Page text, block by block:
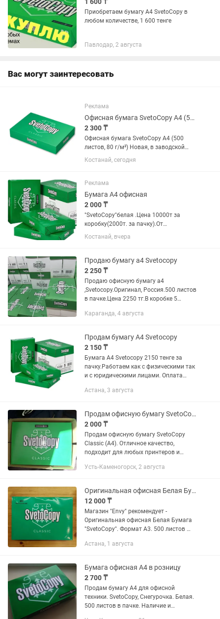
Приобретаем бумагу А4 SvetoCopy в
любом количестве, 1 600 тенге
Павлодар, 2 августа
Вас могут заинтересовать
Реклама
Офисная бумага SvetoCopy A4 (500 листов, 80 г/м)
2 300 ₸
Офисная бумага SvetoCopy A4 (500
листов, 80 г/м²) Новая, в заводской
упаковке. Бренд: SvetoCopy Формат: A4
Плотность: 80 г/м² Количество: 25
торг)
Костанай, сегодня
Реклама
Бумага А4 офисная
2 000 ₸
"SvetoCopy"белая .Цена 10000т за
коробку(2000т. за пачку).От
количества скидка. Есть доставка по
городу Костанай
Костанай, вчера
Продаю бумагу а4 Svetocopy
2 250 ₸
Продаю офисную бумагу а4
,Svetocopy.Оригинал, Россия.500 листов
в пачке.Цена 2250 тг.В коробке 5
есть бумаги по дешевле и скидочные
Караганда, 4 августа
Продам бумагу А4 Svetocopy
2 150 ₸
Бумага А4 Svetocopy 2150 тенге за
пачку.Работаем как с физическими так
и с юридическими лицами. Оплата
Предоставляем закрывающие
Астана, 3 августа
Продам офисную бумагу SvetoCopy Classic (А4)
2 000 ₸
Продам офисную бумагу SvetoCopy
Classic (А4). Отличное качество,
подходит для любых принтеров и
Усть-Каменогорск, 2 августа
Оригинальная офисная Белая Бумага SvetoCopy. Формат A3. 500 листов
12 000 ₸
Магазин "Envy" рекомендует -
Оригинальная офисная Белая Бумага
"SvetoCopy". Формат A3. 500 листов ️
повседневной работы в офисе.
Астана, 1 августа
Бумага офисная А4 в розницу
2 700 ₸
Продам бумагу А4 для офисной
техники. SvetoCopy, Снегурочка. Белая.
500 листов в пачке. Наличие и